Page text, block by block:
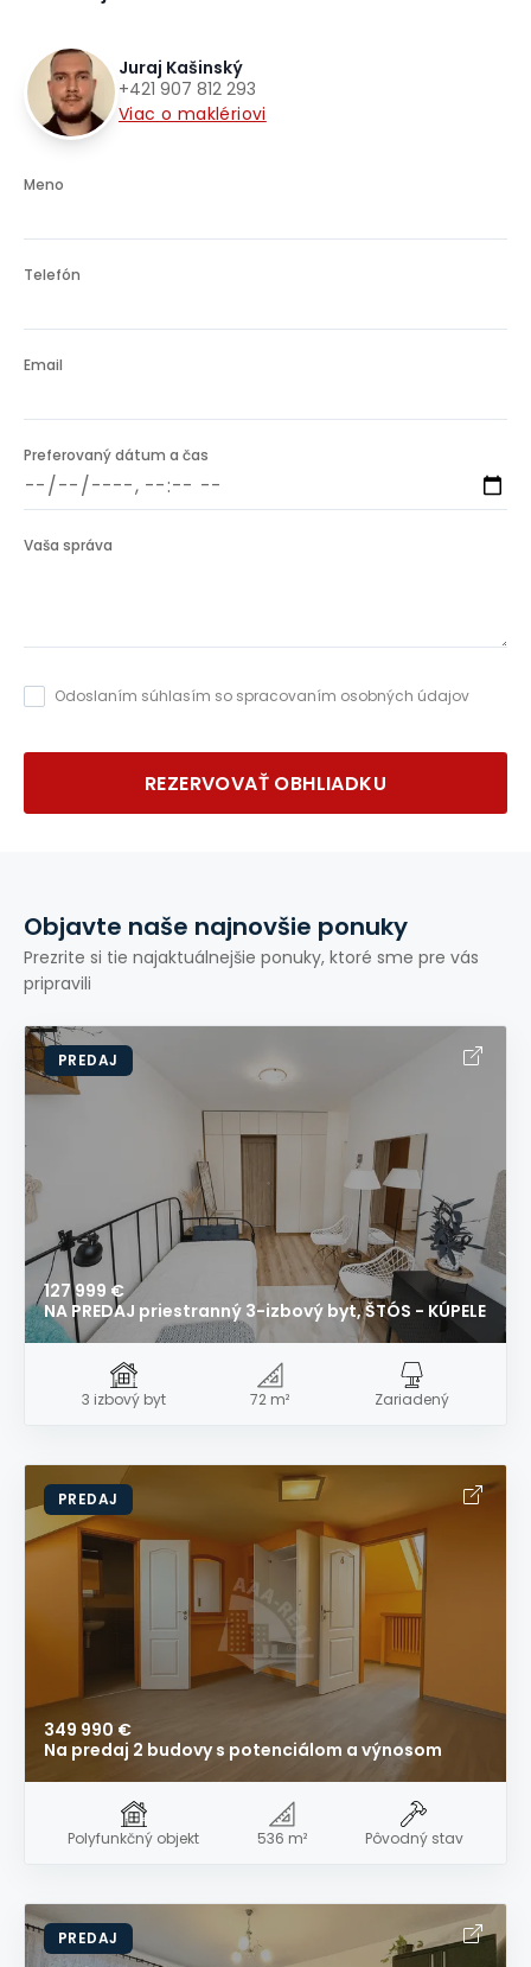
Juraj Kašinský
+421 907 812 293
Viac o maklériovi
Meno
Telefón
Email
Preferovaný dátum a čas
Vaša správa
Odoslaním súhlasím so spracovaním osobných údajov
REZERVOVAŤ OBHLIADKU
Objavte naše najnovšie ponuky
Prezrite si tie najaktuálnejšie ponuky, ktoré sme pre vás
pripravili
PREDAJ
127 999 €
NA PREDAJ priestranný 3-izbový byt, ŠTÓS - KÚPELE
3 izbový byt 72 m² Zariadený
PREDAJ
349 990 €
Na predaj 2 budovy s potenciálom a výnosom
Polyfunkčný objekt 536 m² Pôvodný stav
PREDAJ